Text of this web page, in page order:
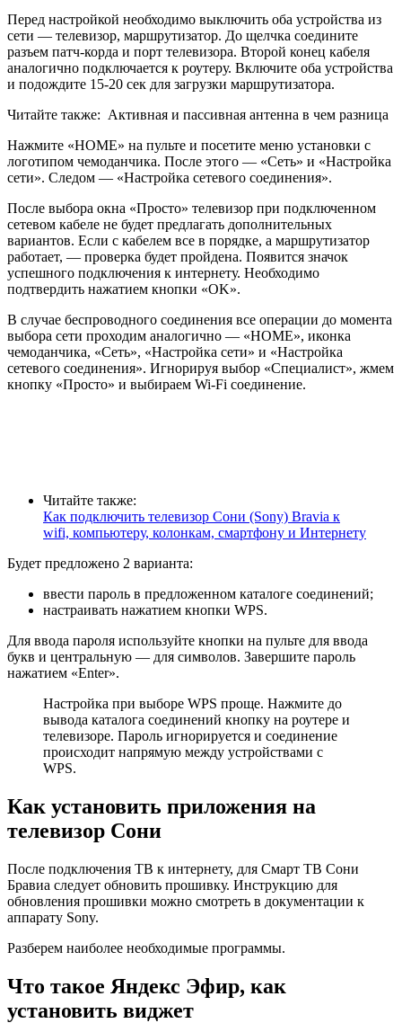
Перед настройкой необходимо выключить оба устройства из
сети — телевизор, маршрутизатор. До щелчка соедините
разъем патч-корда и порт телевизора. Второй конец кабеля
аналогично подключается к роутеру. Включите оба устройства
и подождите 15-20 сек для загрузки маршрутизатора.
Читайте также: Активная и пассивная антенна в чем разница
Нажмите «HOME» на пульте и посетите меню установки с
логотипом чемоданчика. После этого — «Сеть» и «Настройка
сети». Следом — «Настройка сетевого соединения».
После выбора окна «Просто» телевизор при подключенном
сетевом кабеле не будет предлагать дополнительных
вариантов. Если с кабелем все в порядке, а маршрутизатор
работает, — проверка будет пройдена. Появится значок
успешного подключения к интернету. Необходимо
подтвердить нажатием кнопки «OK».
В случае беспроводного соединения все операции до момента
выбора сети проходим аналогично — «HOME», иконка
чемоданчика, «Сеть», «Настройка сети» и «Настройка
сетевого соединения». Игнорируя выбор «Специалист», жмем
кнопку «Просто» и выбираем Wi-Fi соединение.
Читайте также:
Как подключить телевизор Сони (Sony) Bravia к
wifi, компьютеру, колонкам, смартфону и Интернету
Будет предложено 2 варианта:
ввести пароль в предложенном каталоге соединений;
настраивать нажатием кнопки WPS.
Для ввода пароля используйте кнопки на пульте для ввода
букв и центральную — для символов. Завершите пароль
нажатием «Enter».
Настройка при выборе WPS проще. Нажмите до
вывода каталога соединений кнопку на роутере и
телевизоре. Пароль игнорируется и соединение
происходит напрямую между устройствами с
WPS.
Как установить приложения на
телевизор Сони
После подключения ТВ к интернету, для Смарт ТВ Сони
Бравиа следует обновить прошивку. Инструкцию для
обновления прошивки можно смотреть в документации к
аппарату Sony.
Разберем наиболее необходимые программы.
Что такое Яндекс Эфир, как
установить виджет